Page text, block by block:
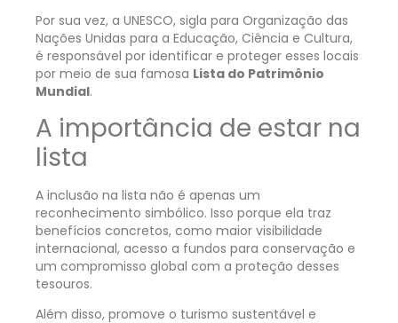
Por sua vez, a UNESCO, sigla para Organização das
Nações Unidas para a Educação, Ciência e Cultura,
é responsável por identificar e proteger esses locais
por meio de sua famosa Lista do Patrimônio
Mundial.
A importância de estar na
lista
A inclusão na lista não é apenas um
reconhecimento simbólico. Isso porque ela traz
benefícios concretos, como maior visibilidade
internacional, acesso a fundos para conservação e
um compromisso global com a proteção desses
tesouros.
Além disso, promove o turismo sustentável e